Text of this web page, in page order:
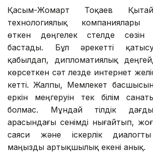
Қасым-Жомарт Тоқаев
технологиялық компаниялары
өткен дөңгелек үстелде сөзін
бастады. Бұл әрекетті
қабылдап, дипломатиялық
көрсеткен сәт лезде интернет
кетті. Жалпы, Мемлекет
еркін меңгеруін тек білім
болмас. Мұндай тілдік
арасындағы сенімді нығайтып,
саяси және іскерлік диалогты
маңызды артықшылық екені анық.